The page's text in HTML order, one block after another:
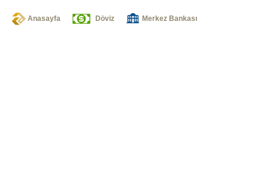
Anasayfa Döviz Merkez Bankası